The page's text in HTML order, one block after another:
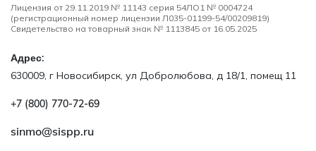
Лицензия от 29.11.2019 № 11143 серия 54ЛО1 № 0004724
(регистрационный номер лицензии Л035-01199-54/00209819)
Свидетельство на товарный знак № 1113845 от 16.05.2025
Адрес:
630009, г Новосибирск, ул Добролюбова, д 18/1, помещ 11
+7 (800) 770‑72‑69
sinmo@sispp.ru